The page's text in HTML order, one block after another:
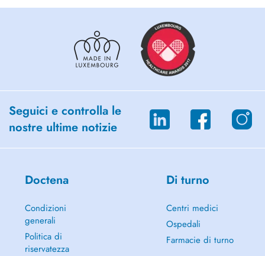
Seguici e controlla le
nostre ultime notizie
Doctena
Condizioni
generali
Politica di
riservatezza
Di turno
Centri medici
Ospedali
Farmacie di turno